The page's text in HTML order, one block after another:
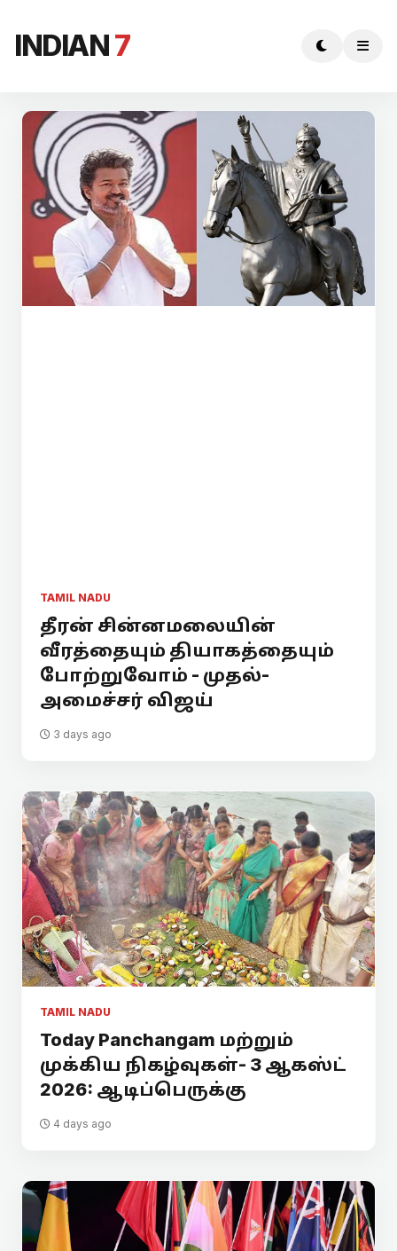
INDIAN7
TAMIL NADU
தீரன் சின்னமலையின்
வீரத்தையும் தியாகத்தையும்
போற்றுவோம் - முதல்-
அமைச்சர் விஜய்
3 days ago
TAMIL NADU
Today Panchangam மற்றும்
முக்கிய நிகழ்வுகள்- 3 ஆகஸ்ட்
2026: ஆடிப்பெருக்கு
4 days ago